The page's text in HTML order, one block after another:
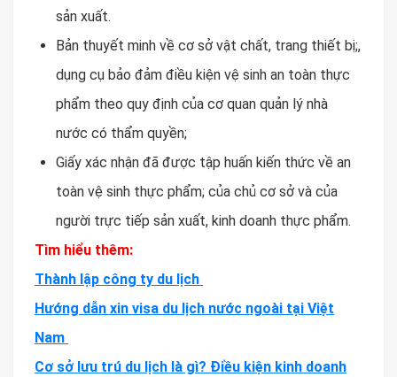
sản xuất.
Bản thuyết minh về cơ sở vật chất, trang thiết bị;,
dụng cụ bảo đảm điều kiện vệ sinh an toàn thực
phẩm theo quy định của cơ quan quản lý nhà
nước có thẩm quyền;
Giấy xác nhận đã được tập huấn kiến thức về an
toàn vệ sinh thực phẩm; của chủ cơ sở và của
người trực tiếp sản xuất, kinh doanh thực phẩm.
Tìm hiểu thêm:
Thành lập công ty du lịch
Hướng dẫn xin visa du lịch nước ngoài tại Việt
Nam
Cơ sở lưu trú du lịch là gì? Điều kiện kinh doanh